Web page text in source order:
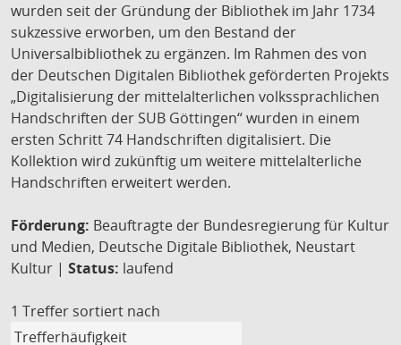
wurden seit der Gründung der Bibliothek im Jahr 1734
sukzessive erworben, um den Bestand der
Universalbibliothek zu ergänzen. Im Rahmen des von
der Deutschen Digitalen Bibliothek geförderten Projekts
„Digitalisierung der mittelalterlichen volkssprachlichen
Handschriften der SUB Göttingen“ wurden in einem
ersten Schritt 74 Handschriften digitalisiert. Die
Kollektion wird zukünftig um weitere mittelalterliche
Handschriften erweitert werden.
Förderung: Beauftragte der Bundesregierung für Kultur
und Medien, Deutsche Digitale Bibliothek, Neustart
Kultur | Status: laufend
1 Treffer sortiert nach